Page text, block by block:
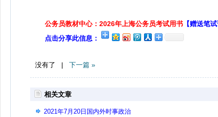
公务员教材中心：2026年上海公务员考试用书 【赠送笔
点击分享此信息：
没有了 | 下一篇 »
相关文章
2021年7月20日国内外时事政治